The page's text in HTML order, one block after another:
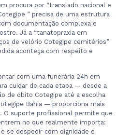
procura por “translado nacional e
” precisa de uma estrutura
documentação complexa e
Já a “tanatopraxia em
de velório Cotegipe cemitérios”
aconteça com respeito e
com uma funerária 24h em
cuidar de cada etapa — desde a
de óbito Cotegipe até a escolha
Bahia — proporciona mais
O suporte profissional permite que
no que realmente importa:
se despedir com dignidade e